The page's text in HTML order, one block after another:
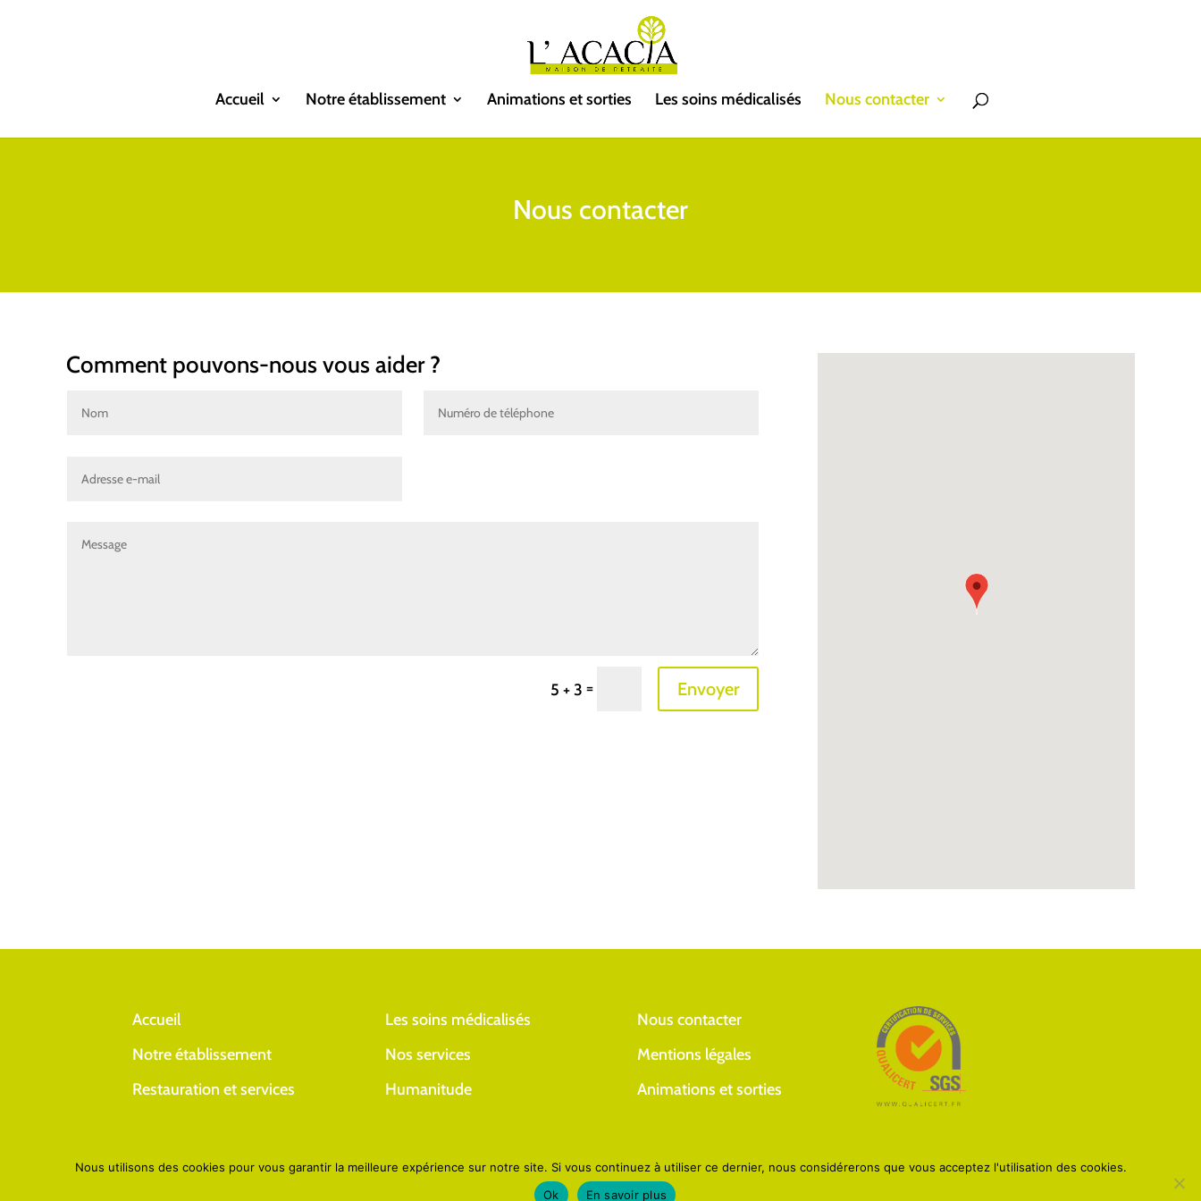
Accueil Notre établissement Animations et sorties Les soins médicalisés Nous contacter
Nous contacter
Comment pouvons-nous vous aider ?
5 + 3 = Envoyer
Accueil
Notre établissement
Restauration et services
Les soins médicalisés
Nos services
Humanitude
Nous contacter
Mentions légales
Animations et sorties
Nous utilisons des cookies pour vous garantir la meilleure expérience sur notre site. Si vous continuez à utiliser ce dernier, nous considérerons que vous acceptez l'utilisation des cookies.
Ok
En savoir plus